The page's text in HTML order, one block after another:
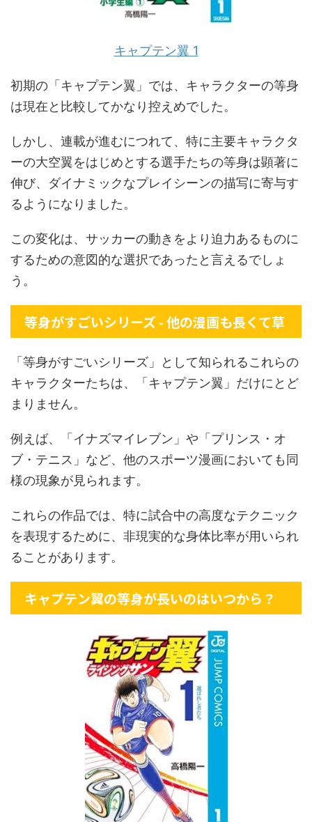
キャプテン翼 1
初期の「キャプテン翼」では、キャラクターの等身
は現在と比較してかなり控えめでした。
しかし、連載が進むにつれて、特に主要キャラクタ
ーの大空翼をはじめとする選手たちの等身は顕著に
伸び、ダイナミックなプレイシーンの描写に寄与す
るようになりました。
この変化は、サッカーの動きをより迫力あるものに
するための意図的な選択であったと言えるでしょ
う。
等身がすごいシリーズ - 他の漫画も長くて草
「等身がすごいシリーズ」として知られるこれらの
キャラクターたちは、「キャプテン翼」だけにとど
まりません。
例えば、「イナズマイレブン」や「プリンス・オ
ブ・テニス」など、他のスポーツ漫画においても同
様の現象が見られます。
これらの作品では、特に試合中の高度なテクニック
を表現するために、非現実的な身体比率が用いられ
ることがあります。
キャプテン翼の等身が長いのはいつから？